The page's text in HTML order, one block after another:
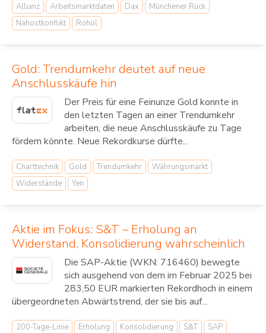
Allianz Arbeitsmarktdaten Dax
Münchener Rück
Nahostkonflikt
Rohöl
Gold: Trendumkehr deutet auf neue
Anschlusskäufe hin
Der Preis für eine Feinunze Gold konnte in
den letzten Tagen an einer Trendumkehr
arbeiten, die neue Anschlusskäufe zu Tage
fördern könnte. Neue Rekordkurse dürfte...
Charttechnik Gold Trendumkehr
Währungsmarkt
Widerstände
Yen
Aktie im Fokus: S&T – Erholung an
Widerstand, Konsolidierung wahrscheinlich
Die SAP-Aktie (WKN: 716460) bewegte
sich ausgehend von dem im Februar 2025 bei
283,50 EUR markierten Rekordhoch in einem
übergeordneten Abwärtstrend, der sie bis auf...
200-Tage-Linie Erholung Konsolidierung S&T
SAP